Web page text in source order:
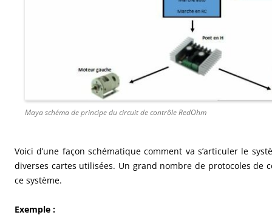
Maya schéma de principe du circuit de contrôle RedOhm
Voici d’une façon schématique comment va s’articuler le
diverses cartes utilisées. Un grand nombre de protocoles de
ce système.
Exemple :